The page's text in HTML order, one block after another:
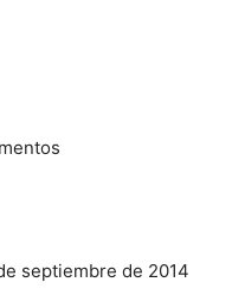
septiembre de 2014